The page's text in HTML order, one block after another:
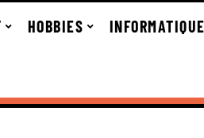
HOBBIES INFORMATIQUE